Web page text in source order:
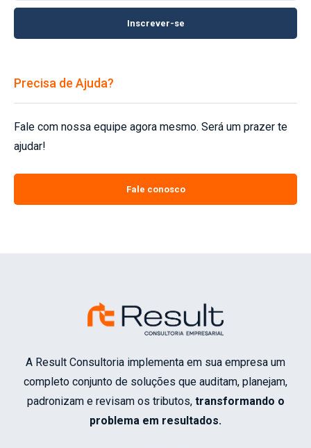
Inscrever-se
Precisa de Ajuda?
Fale com nossa equipe agora mesmo. Será um prazer te
ajudar!
Fale conosco
A Result Consultoria implementa em sua empresa um
completo conjunto de soluções que auditam, planejam,
padronizam e revisam os tributos, transformando o
problema em resultados.